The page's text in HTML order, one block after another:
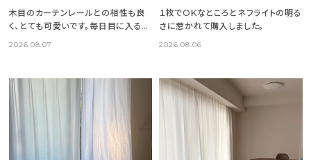
木目のカーテンレールとの相性も良
く、とても可愛いです。毎日目に入るた
2026.08.07
１枚でOKなところとネフライトの明る
さに惹かれて購入しました。
2026.08.06